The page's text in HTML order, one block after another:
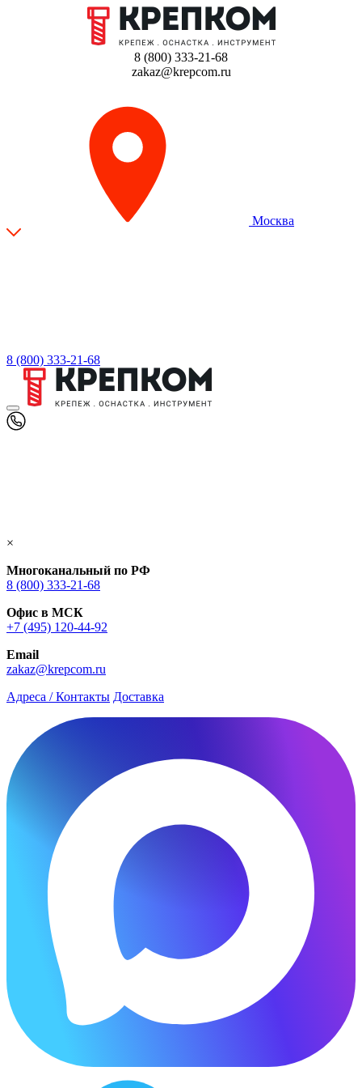
8 (800) 333-21-68
zakaz@krepcom.ru
Москва
8 (800) 333-21-68
×
Многоканальный по РФ
8 (800) 333‑21-68
Офис в МСК
+7 (495) 120-44-92
Email
zakaz@krepcom.ru
Адреса / Контакты Доставка